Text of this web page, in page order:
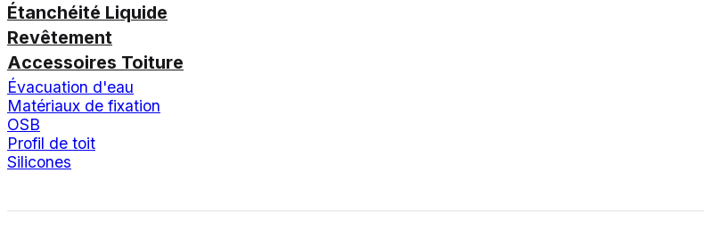
Étanchéité Liquide
Revêtement
Accessoires Toiture
Évacuation d'eau
Matériaux de fixation
OSB
Profil de toit
Silicones